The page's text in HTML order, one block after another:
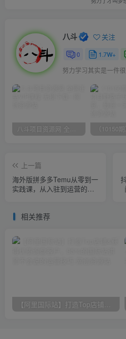
八斗 关注
0 1.7W+
努力学习其实是一件
八斗项目资源网 全网正品VIP课程 无损下载~
上一篇
海外版拼多多Temu从零到一
实践课，从入驻到运营的最
相关推荐
【阿里国际站】打造Top店铺&获得优质询盘客户，​95%的国际站讲师不会说的运营技巧